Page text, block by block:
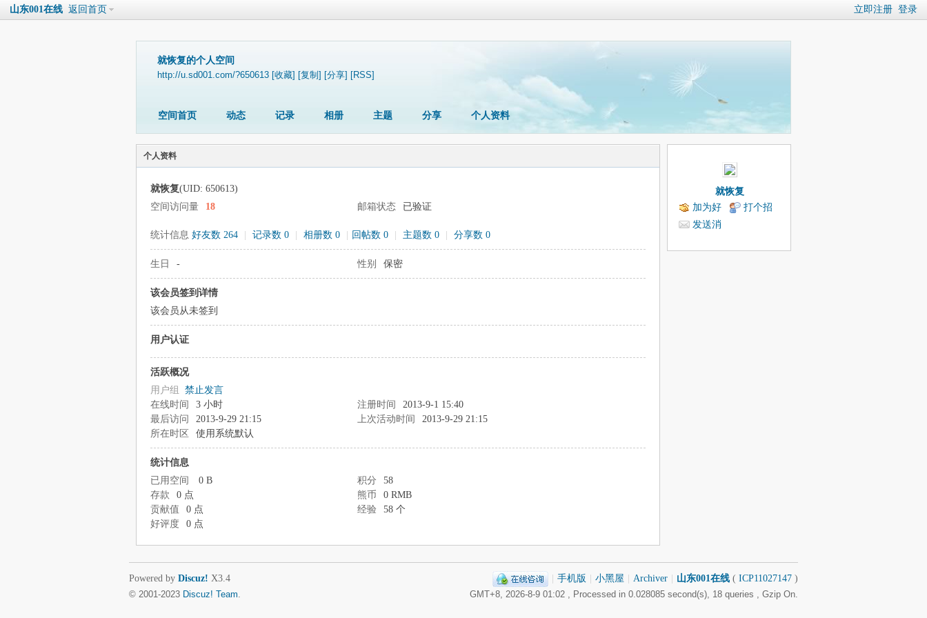
立即注册 登录
山东001在线 返回首页
就恢复的个人空间
http://u.sd001.com/?650613 [收藏] [复制] [分享] [RSS]
空间首页 动态 记录 相册 主题 分享 个人资料
个人资料
就恢复(UID: 650613)
空间访问量
18 邮箱状态 已验证
统计信息 好友数 264 记录数 0 相册数 0 回帖数 0 主题数 0 分享数 0
生日 - 性别 保密
该会员签到详情
该会员从未签到
用户认证
活跃概况
用户组 禁止发言
在线时间
3 小时 注册时间
2013-9-1 15:40
最后访问
2013-9-29 21:15 上次活动时间
2013-9-29 21:15
所在时区
使用系统默认
统计信息
已用空间
0 B 积分
58
存款
0 点 熊币
0 RMB
贡献值
0 点 经验
58 个
好评度
0 点
就恢复
加为好
友
打个招
发送消
手机版 小黑屋 Archiver 山东001在线 ( ICP11027147 )
GMT+8, 2026-8-9 01:02 , Processed in 0.028085 second(s), 18 queries , Gzip On.
Powered by Discuz! X3.4
© 2001-2023 Discuz! Team.